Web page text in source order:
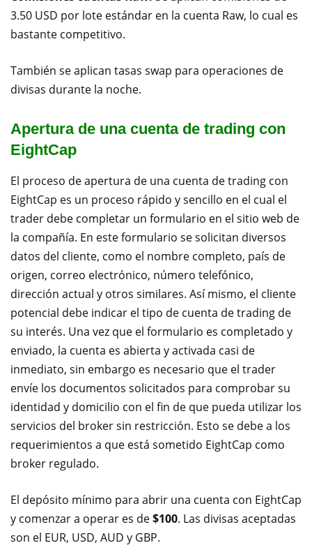
3.50 USD por lote estándar en la cuenta Raw, lo cual es
bastante competitivo.
También se aplican tasas swap para operaciones de
divisas durante la noche.
Apertura de una cuenta de trading con
EightCap
El proceso de apertura de una cuenta de trading con
EightCap es un proceso rápido y sencillo en el cual el
trader debe completar un formulario en el sitio web de
la compañía. En este formulario se solicitan diversos
datos del cliente, como el nombre completo, país de
origen, correo electrónico, número telefónico,
dirección actual y otros similares. Así mismo, el cliente
potencial debe indicar el tipo de cuenta de trading de
su interés. Una vez que el formulario es completado y
enviado, la cuenta es abierta y activada casi de
inmediato, sin embargo es necesario que el trader
envíe los documentos solicitados para comprobar su
identidad y domicilio con el fin de que pueda utilizar los
servicios del broker sin restricción. Esto se debe a los
requerimientos a que está sometido EightCap como
broker regulado.
El depósito mínimo para abrir una cuenta con EightCap
y comenzar a operar es de$100. Las divisas aceptadas
son el EUR, USD, AUD y GBP.